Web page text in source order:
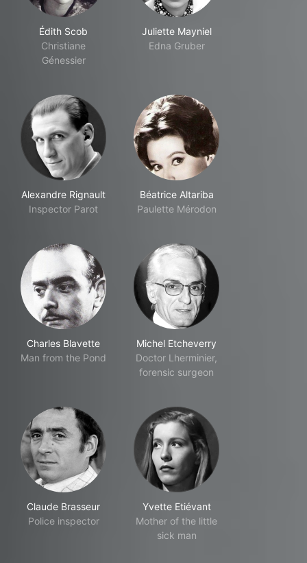
Édith Scob
Christiane
Génessier
Juliette Mayniel
Edna Gruber
Alexandre Rignault
Inspector Parot
Béatrice Altariba
Paulette Mérodon
Charles Blavette
Man from the Pond
Michel Etcheverry
Doctor Lherminier,
forensic surgeon
Claude Brasseur
Police inspector
Yvette Etiévant
Mother of the little
sick man